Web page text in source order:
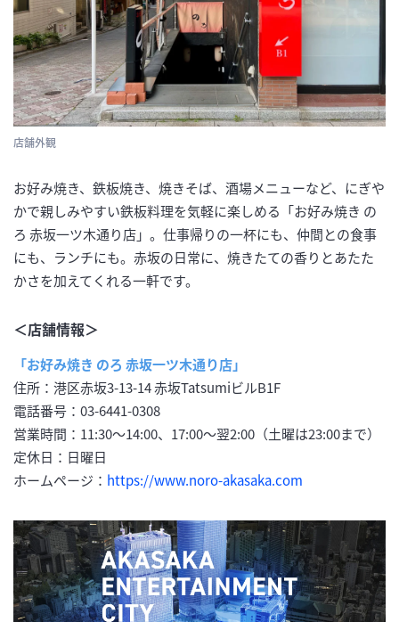
店舗外観
お好み焼き、鉄板焼き、焼きそば、酒場メニューなど、にぎや
かで親しみやすい鉄板料理を気軽に楽しめる「お好み焼き の
ろ 赤坂一ツ木通り店」。仕事帰りの一杯にも、仲間との食事
にも、ランチにも。赤坂の日常に、焼きたての香りとあたた
かさを加えてくれる一軒です。
＜店舗情報＞
「お好み焼き のろ 赤坂一ツ木通り店」
住所：港区赤坂3-13-14 赤坂TatsumiビルB1F
電話番号：03-6441-0308
営業時間：11:30～14:00、17:00～翌2:00（土曜は23:00まで）
定休日：日曜日
ホームページ： https://www.noro-akasaka.com